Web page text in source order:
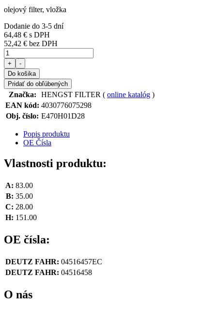
olejový filter, vložka
Dodanie do 3-5 dní
64,48 € s DPH
52,42 € bez DPH
+
-
Do košika
Pridať do obľúbených
Značka: HENGST FILTER ( online katalóg )
EAN kód: 4030776075298
Obj. číslo: E470H01D28
Popis produktu
OE Čísla
Vlastnosti produktu:
A: 83.00
B: 35.00
C: 28.00
H: 151.00
OE čísla:
DEUTZ FAHR: 04516457EC
DEUTZ FAHR: 04516458
O nás